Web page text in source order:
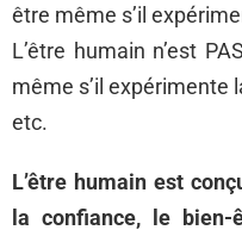
être même s’il
L’être humain n’est
même s’il expérimente
etc.
L’être humain est
la confiance, le bien-